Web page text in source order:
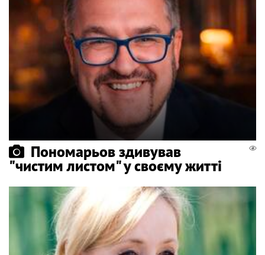
Пономарьов здивував
"чистим листом" у своєму житті